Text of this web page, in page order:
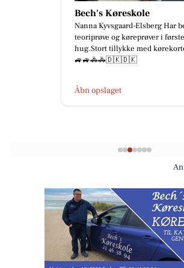
Bech's Køreskole
Nanna Kyvsgaard-Elsberg Har
teoriprøve og køreprøver i første
hug.Stort tillykke med
🚙🚙🚓🚓🇩🇰🇩🇰
Åbn opslaget